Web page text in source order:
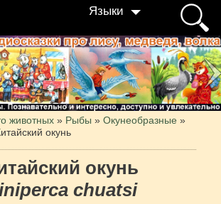
Языки
животных » Рыбы » Окунеобразные »
окунь
окунь
chuatsi